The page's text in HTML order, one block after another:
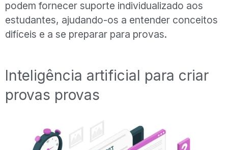
podem fornecer suporte individualizado aos
estudantes, ajudando-os a entender conceitos
difíceis e a se preparar para provas.
Inteligência artificial para criar
provas provas